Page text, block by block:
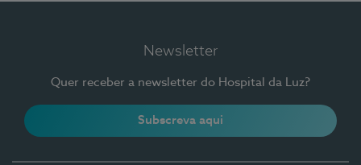
Newsletter
Quer receber a newsletter do Hospital da Luz?
Subscreva aqui